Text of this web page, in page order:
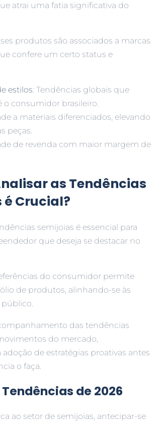
atrai uma fatia significativa do
produtos são associados a marcas
confere um certo status e
estilos: Tendências globais que
o consumidor brasileiro.
a materiais diferenciados, elevando
peças.
de revenda com maior margem de
as Tendências
é Crucial?
semijoias é essencial para
que deseja se destacar no
do consumidor permite
de produtos, alinhando-se às
público.
das tendências
do mercado,
de estratégias proativas antes
o faça.
de 2026
ao setor de semijoias, antecipar-se